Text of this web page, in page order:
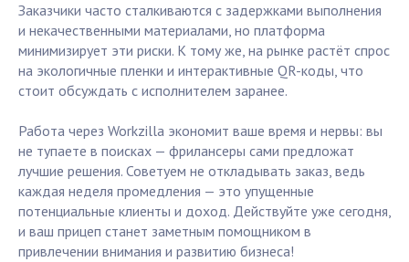
Заказчики часто сталкиваются с задержками выполнения
и некачественными материалами, но платформа
минимизирует эти риски. К тому же, на рынке растёт спрос
на экологичные пленки и интерактивные QR-коды, что
стоит обсуждать с исполнителем заранее.
Работа через Workzilla экономит ваше время и нервы: вы
не тупаете в поисках — фрилансеры сами предложат
лучшие решения. Советуем не откладывать заказ, ведь
каждая неделя промедления — это упущенные
потенциальные клиенты и доход. Действуйте уже сегодня,
и ваш прицеп станет заметным помощником в
привлечении внимания и развитию бизнеса!